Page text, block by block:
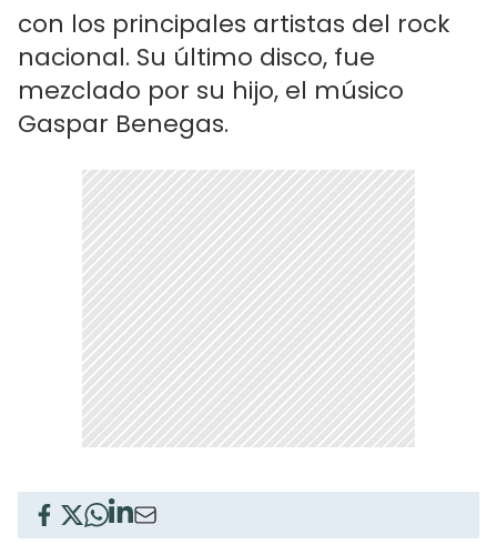
con los principales artistas del rock
nacional. Su último disco, fue
mezclado por su hijo, el músico
Gaspar Benegas.